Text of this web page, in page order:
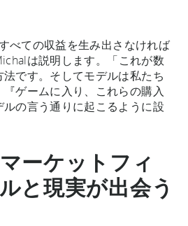
べての収益を生み出さなければ
は説明します。「これが数
です。そしてモデルは私たち
ゲームに入り、これらの購入
の言う通りに起こるように設
ーケットフィ
と現実が出会う